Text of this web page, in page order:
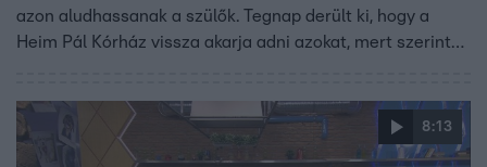
azon aludhassanak a szülők. Tegnap derült ki, hogy a
Heim Pál Kórház vissza akarja adni azokat, mert szerintük
szakember szerint ez mondvacsinált indok.
8:13